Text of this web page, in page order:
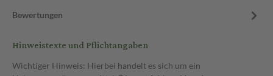
Bewertungen
Hinweistexte und Pflichtangaben
Wichtiger Hinweis: Hierbei handelt es sich um ein